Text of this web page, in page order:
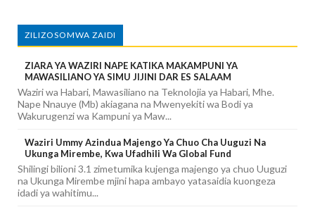
ZILIZOSOMWA ZAIDI
ZIARA YA WAZIRI NAPE KATIKA MAKAMPUNI YA
MAWASILIANO YA SIMU JIJINI DAR ES SALAAM
Waziri wa Habari, Mawasiliano na Teknolojia ya Habari, Mhe.
Nape Nnauye (Mb) akiagana na Mwenyekiti wa Bodi ya
Wakurugenzi wa Kampuni ya Maw...
Waziri Ummy Azindua Majengo Ya Chuo Cha Uuguzi Na
Ukunga Mirembe, Kwa Ufadhili Wa Global Fund
Shilingi bilioni 3.1 zimetumika kujenga majengo ya chuo Uuguzi
na Ukunga Mirembe mjini hapa ambayo yatasaidia kuongeza
idadi ya wahitimu...